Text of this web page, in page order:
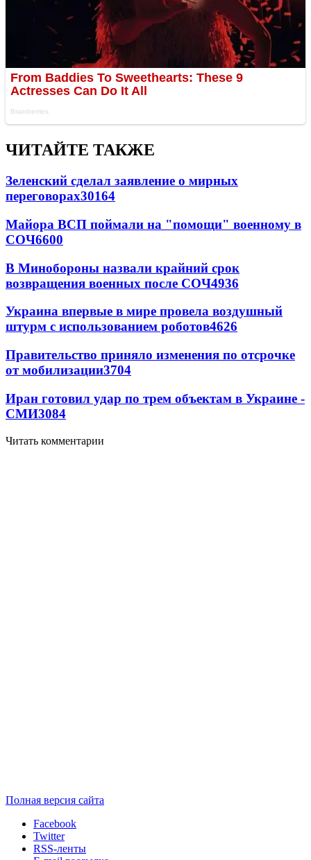
ЧИТАЙТЕ ТАКЖЕ
Зеленский сделал заявление о мирных
переговорах30164
Майора ВСП поймали на "помощи" военному в
СОЧ6600
В Минобороны назвали крайний срок
возвращения военных после СОЧ4936
Украина впервые в мире провела воздушный
штурм с использованием роботов4626
Правительство приняло изменения по отсрочке
от мобилизации3704
Иран готовил удар по трем объектам в Украине -
СМИ3084
Читать комментарии
Полная версия сайта
Facebook
Twitter
RSS-ленты